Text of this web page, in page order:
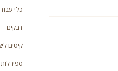
כלי
דבקים
קיטים
ספירלות